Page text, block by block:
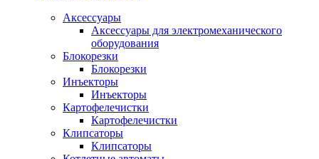
Аксессуары
Аксессуары для электромеханического
оборудования
Блокорезки
Блокорезки
Инъекторы
Инъекторы
Картофелечистки
Картофелечистки
Клипсаторы
Клипсаторы